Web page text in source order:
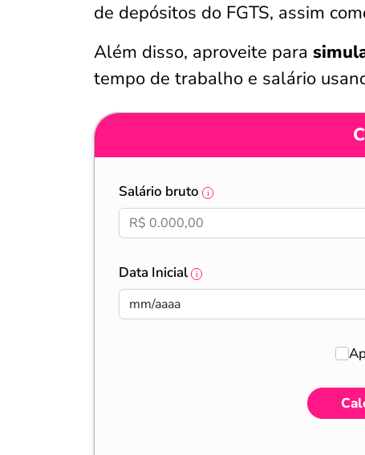
de depósitos do FGTS, assim
Além disso, aproveite para
tempo de trabalho e salário
Salário bruto
Data Inicial